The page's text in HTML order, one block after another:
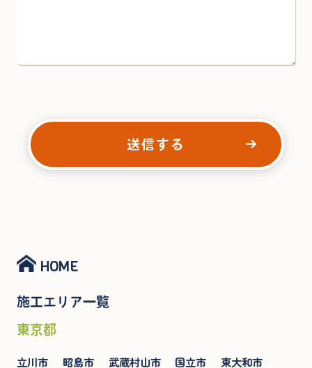
HOME
施工エリア一覧
東京都
立川市 昭島市 武蔵村山市 国立市
東大和市